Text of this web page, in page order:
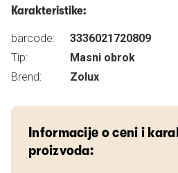
Karakteristike:
barcode:
3336021720809
Tip:
Masni obrok
Brend:
Zolux
Informacije o ceni i
proizvoda: